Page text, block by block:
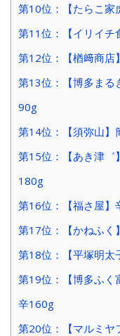
第10位：【たらこ家
第11位：【イリイチ
第12位：【楢﨑商
第13位：【博多まる
90g
第14位：【須弥山
第15位：【あき津゛
180g
第16位：【福さ屋】
第17位：【かねふく
第18位：【平塚明
第19位：【博多ふく
辛160g
第20位：【マルミヤ